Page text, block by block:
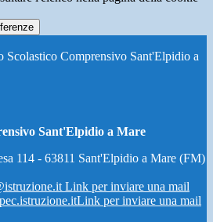
Scolastico Comprensivo Sant'Elpidio a
Sant'Elpidio a Mare
114 - 63811 Sant'Elpidio a Mare (FM)
Link per inviare una mail
Link per inviare una mail